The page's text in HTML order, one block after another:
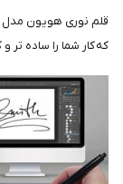
که کار شما را ساده تر و